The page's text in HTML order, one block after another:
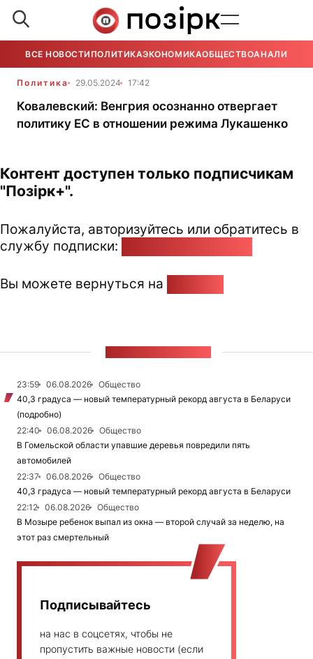
ВСЕ НОВОСТИ ПОЛИТИКАЭКОНОМИКАОБЩЕСТВОАНАЛИТИКА
Политика 29.05.2024 17:42
Ковалевский: Венгрия осознанно отвергает
политику ЕС в отношении режима Лукашенко
Контент доступен только подписчикам
"Позірк+".
Пожалуйста, авторизуйтесь или обратитесь в
службу подписки:
Вы можете вернуться на
23:59 06.08.2026
Общество
40,3 градуса — новый температурный рекорд августа в Беларуси
(подробно)
22:40
06.08.2026
Общество
В Гомельской области упавшие деревья повредили пять
автомобилей
22:37
06.08.2026
Общество
40,3 градуса — новый температурный рекорд августа в Беларуси
22:12
06.08.2026
Общество
В Мозыре ребенок выпал из окна — второй случай за неделю, на
этот раз смертельный
Подписывайтесь
на нас в соцсетях, чтобы не
пропустить важные новости (если